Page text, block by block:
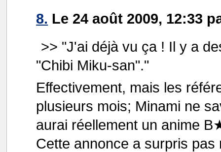
8. Le 24 août 2009, 12:33
>> "J'ai déjà vu ça ! Il y a
"Chibi Miku-san"."
Effectivement, mais les
plusieurs mois; Minami ne
aurai réellement un anime
Cette annonce a surpris